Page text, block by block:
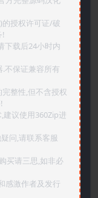
的授权许可证/破
下载后24小时内
不保证兼容所有
整性,但不含授权
建议使用360Zip进
问,请联系客服
买请三思,如非必
感激作者及发行